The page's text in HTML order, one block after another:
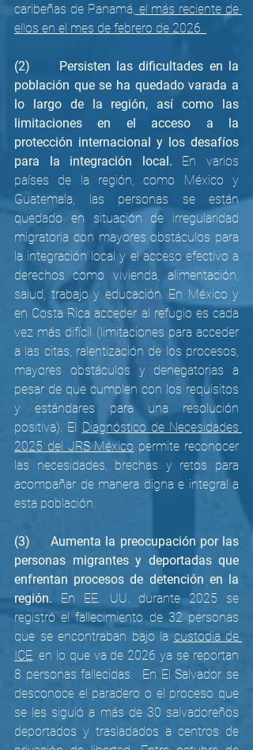
caribeñas de Panamá, el más reciente de
ellos en el mes de febrero de 2026.
(2)     Persisten las dificultades en la
población que se ha quedado varada a
lo largo de la región, así como las
limitaciones en el acceso a la
protección internacional y los desafíos
para la integración local. En varios
países de la región, como México y
Guatemala, las personas se están
quedado en situación de irregularidad
migratoria con mayores obstáculos para
la integración local y el acceso efectivo a
derechos como vivienda, alimentación,
salud, trabajo y educación. En México y
en Costa Rica acceder al refugio es cada
vez más difícil (limitaciones para acceder
a las citas, ralentización de los procesos,
mayores obstáculos y denegatorias a
pesar de que cumplen con los requisitos
y estándares para una resolución
positiva). El Diagnóstico de Necesidades
2025 del JRS México permite reconocer
las necesidades, brechas y retos para
acompañar de manera digna e integral a
esta población.
(3)     Aumenta la preocupación por las
personas migrantes y deportadas que
enfrentan procesos de detención en la
región. En EE. UU. durante 2025 se
registró el fallecimiento de 32 personas
que se encontraban bajo la custodia de
ICE, en lo que va de 2026 ya se reportan
8 personas fallecidas.  En El Salvador se
desconoce el paradero o el proceso que
se les siguió a más de 30 salvadoreños
deportados y trasladados a centros de